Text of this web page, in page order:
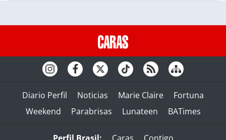
Diario Perfil Noticias Marie Claire
Fortuna
Weekend
Parabrisas Lunateen BATimes